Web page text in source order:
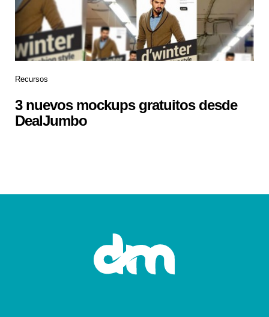
Recursos
3 nuevos mockups gratuitos desde
DealJumbo